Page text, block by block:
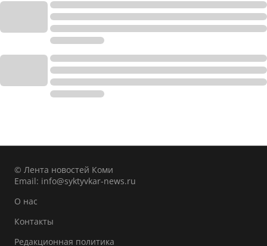
© Лента новостей Коми
Email: info@syktyvkar-news.ru
О нас
Контакты
Редакционная политика